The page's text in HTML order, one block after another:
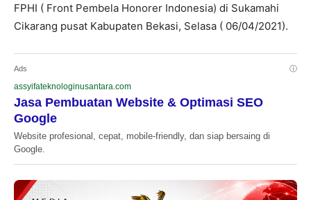
FPHI ( Front Pembela Honorer Indonesia) di Sukamahi
Cikarang pusat Kabupaten Bekasi, Selasa ( 06/04/2021).
Ads ⓘ
assyifateknologinusantara.com
Jasa Pembuatan Website & Optimasi SEO
Google
Website profesional, cepat, mobile-friendly, dan siap bersaing di
Google.